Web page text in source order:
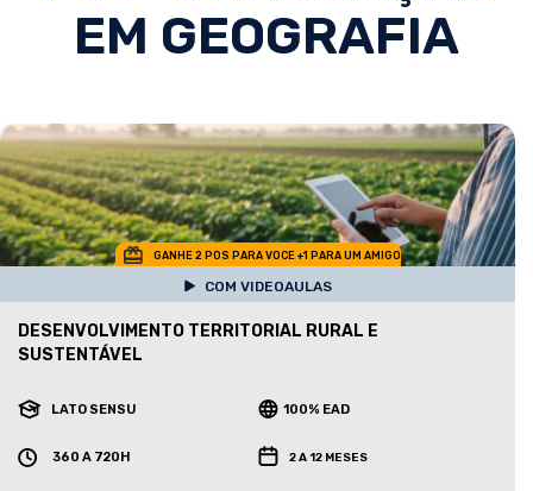
EM GEOGRAFIA
GANHE 2 POS PARA VOCE +1 PARA UM AMIGO
COM VIDEOAULAS
DESENVOLVIMENTO TERRITORIAL RURAL E
SUSTENTÁVEL
LATO SENSU 100% EAD
360 A 720H 2 A 12 MESES